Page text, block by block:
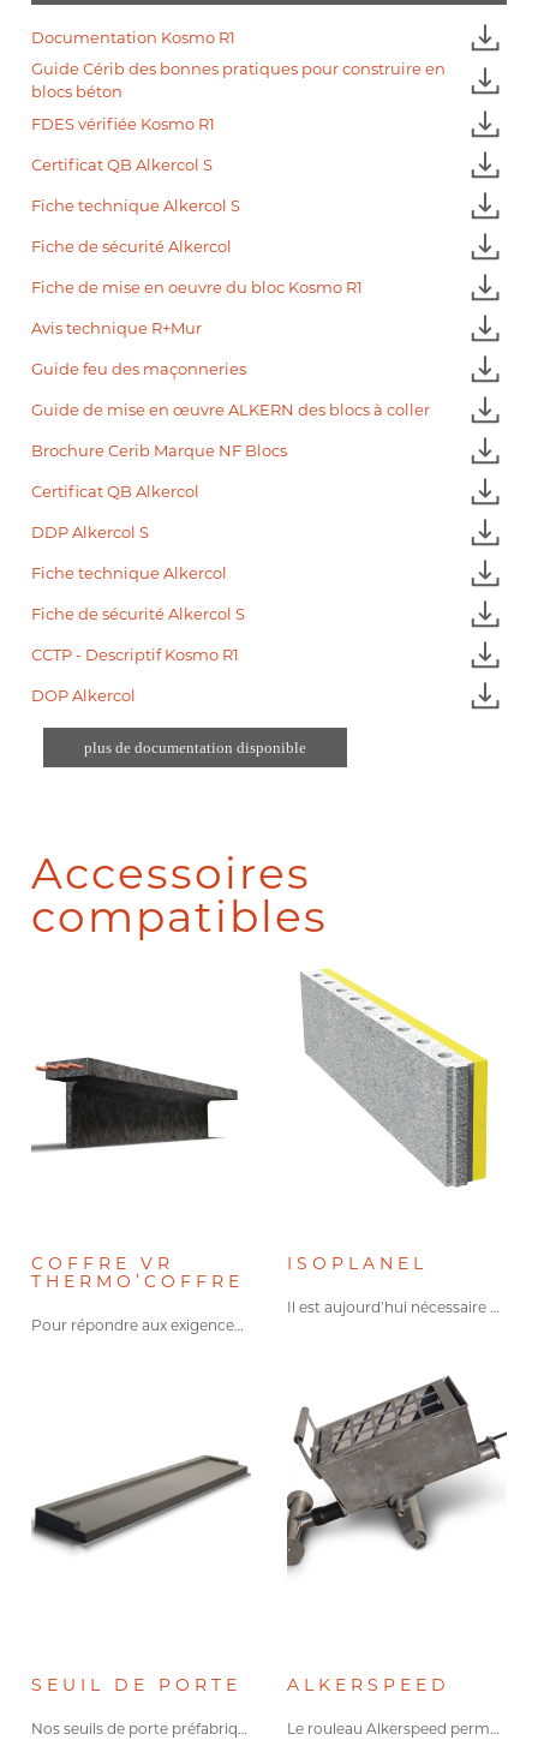
Documentation Kosmo R1
Guide de mise en œuvre ALKERN des blocs à coller
Guide Cérib des bonnes pratiques pour construire en
blocs béton
Brochure Cerib Marque NF Blocs
FDES vérifiée Kosmo R1
Certificat QB Alkercol
Certificat QB Alkercol S
DDP Alkercol S
Fiche technique Alkercol S
Fiche technique Alkercol
Fiche de sécurité Alkercol
Fiche de sécurité Alkercol S
Fiche de mise en oeuvre du bloc Kosmo R1
CCTP - Descriptif Kosmo R1
Avis technique R+Mur
DOP Alkercol
Guide feu des maçonneries
plus de documentation disponible
Accessoires
compatibles
COFFRE VR
THERMO’COFFRE
Pour répondre aux exigences de…
ISOPLANEL
Il est aujourd’hui nécessaire de…
SEUIL DE PORTE
Nos seuils de porte préfabriqués…
ALKERSPEED
Le rouleau Alkerspeed permet aux…